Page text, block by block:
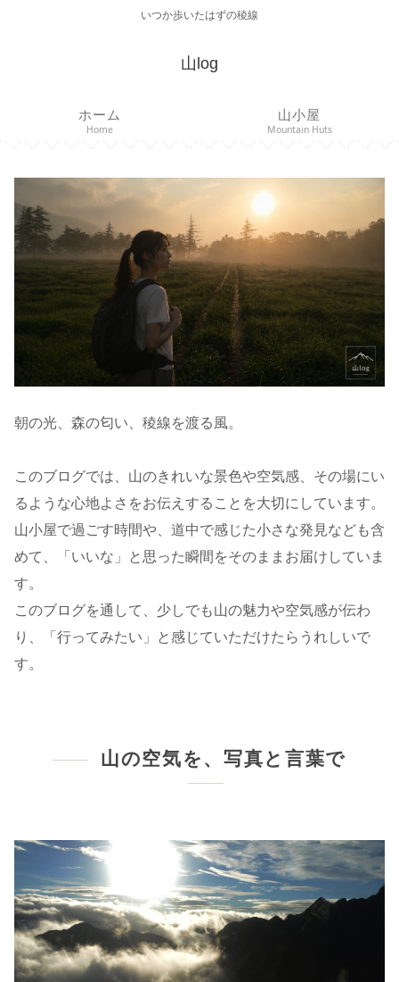
いつか歩いたはずの稜線
山log
ホーム
Home
山小屋
Mountain Huts
朝の光、森の匂い、稜線を渡る風。
このブログでは、山のきれいな景色や空気感、その場にい
るような心地よさをお伝えすることを大切にしています。
山小屋で過ごす時間や、道中で感じた小さな発見なども含
めて、「いいな」と思った瞬間をそのままお届けしていま
す。
このブログを通して、少しでも山の魅力や空気感が伝わ
り、「行ってみたい」と感じていただけたらうれしいで
す。
山の空気を、写真と言葉で